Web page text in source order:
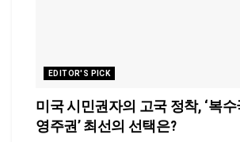
EDITOR'S PICK
미국 시민권자의 고국 정착, ‘복수
영주권’ 최선의 선택은?